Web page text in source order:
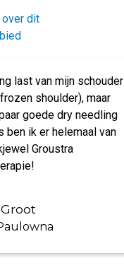
dit
last van mijn schouder
shoulder), maar
goede dry needling
ben ik er helemaal van
Groustra